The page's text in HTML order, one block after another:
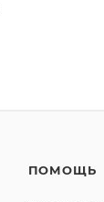
ПОМОЩЬ